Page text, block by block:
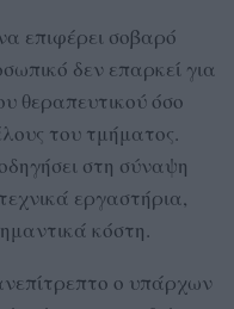
επιφέρει σοβαρό
δεν επαρκεί για
θεραπευτικού όσο
του τμήματος.
στη σύναψη
εργαστήρια,
κόστη.
ο υπάρχων